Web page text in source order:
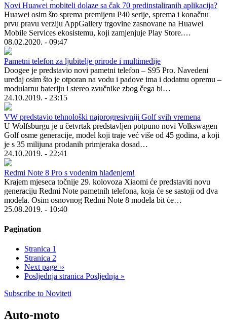
Novi Huawei mobiteli dolaze sa čak 70 predinstaliranih aplikacija?
Huawei osim što sprema premijeru P40 serije, sprema i konačnu
prvu pravu verziju AppGallery trgovine zasnovane na Huawei
Mobile Services ekosistemu, koji zamjenjuje Play Store.…
08.02.2020. - 09:47
Pametni telefon za ljubitelje prirode i multimedije
Doogee je predstavio novi pametni telefon – S95 Pro. Navedeni
uređaj osim što je otporan na vodu i padove ima i dodatnu opremu –
modularnu bateriju i stereo zvučnike zbog čega bi…
24.10.2019. - 23:15
VW predstavio tehnološki najprogresivniji Golf svih vremena
U Wolfsburgu je u četvrtak predstavljen potpuno novi Volkswagen
Golf osme generacije, model koji traje već više od 45 godina, a koji
je s 35 milijuna prodanih primjeraka dosad…
24.10.2019. - 22:41
Redmi Note 8 Pro s vodenim hlađenjem!
Krajem mjeseca točnije 29. kolovoza Xiaomi će predstaviti novu
generaciju Redmi Note pametnih telefona, koja će se sastoji od dva
modela. Osim osnovnog Redmi Note 8 modela bit će…
25.08.2019. - 10:40
Pagination
Stranica 1
Stranica 2
Next page ››
Posljednja stranica Posljednja »
Subscribe to Noviteti
Auto-moto